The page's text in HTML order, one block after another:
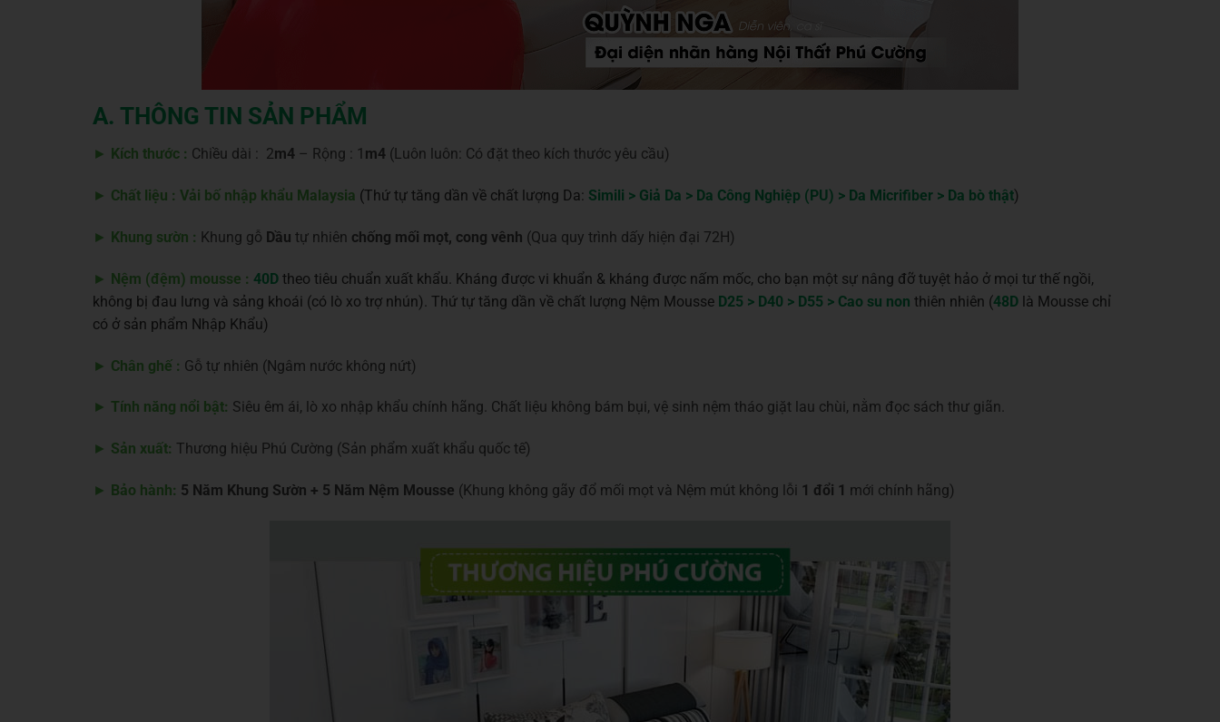
A. THÔNG TIN SẢN PHẨM
► Kích thước : Chiều dài : 2m4 – Rộng : 1 m4 (Luôn luôn: Có đặt theo kích thước yêu cầu)
► Chất liệu : Vải bố nhập khẩu Malaysia (Thứ tự tăng dần về chất lượng Da: Simili > Giả Da > Da Công Nghiệp (PU) > Da Micrifiber > Da bò thật)
► Khung sườn : Khung gỗ Dầu tự nhiên chống mối mọt, cong vênh (Qua quy trình dấy hiện đại 72H)
► Nệm (đệm) mousse : 40D theo tiêu chuẩn xuất khẩu. Kháng được vi khuẩn & kháng được nấm mốc, cho bạn một sự nâng đỡ tuyệt hảo ở mọi tư thế ngồi,
không bị đau lưng và sảng khoái (có lò xo trợ nhún). Thứ tự tăng dần về chất lượng Nệm Mousse D25 > D40 > D55 > Cao su non thiên nhiên (48D là Mousse chỉ
có ở sản phẩm Nhập Khẩu)
► Chân ghế : Gỗ tự nhiên (Ngâm nước không nứt)
► Tính năng nổi bật: Siêu êm ái, lò xo nhập khẩu chính hãng. Chất liệu không bám bụi, vệ sinh nệm tháo giặt lau chùi, nằm đọc sách thư giãn.
► Sản xuất: Thương hiệu Phú Cường (Sản phẩm xuất khẩu quốc tế)
► Bảo hành: 5 Năm Khung Sườn + 5 Năm Nệm Mousse (Khung không gãy đổ mối mọt và Nệm mút không lỗi 1 đổi 1 mới chính hãng)